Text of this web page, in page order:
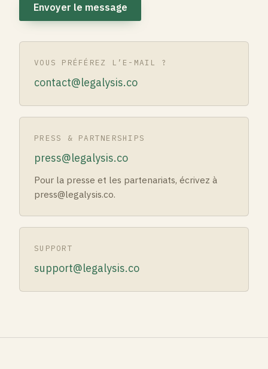
Envoyer le message
VOUS PRÉFÉREZ L’E-MAIL ?
contact@legalysis.co
PRESS & PARTNERSHIPS
press@legalysis.co
Pour la presse et les partenariats, écrivez à
press@legalysis.co.
SUPPORT
support@legalysis.co